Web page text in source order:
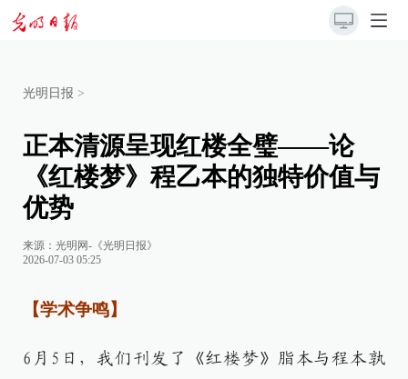
光明日报 >
正本清源呈现红楼全璧——论
《红楼梦》程乙本的独特价值与
优势
来源： 光明网-《光明日报》
2026-07-03 05:25
【学术争鸣】
6月5日，我们刊发了《红楼梦》脂本与程本孰